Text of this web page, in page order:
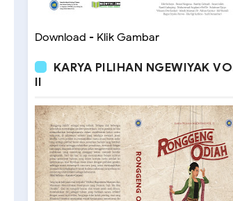
Download - Klik Gambar
KARYA PILIHAN NGEWIYAK
II